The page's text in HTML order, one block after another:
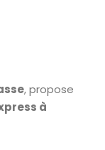
, propose
à